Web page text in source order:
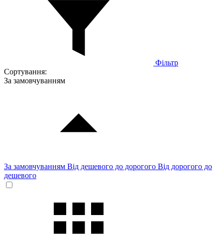
Фільтр
Сортування:
За замовчуванням
За замовчуванням Від дешевого до дорогого Від дорогого до
дешевого